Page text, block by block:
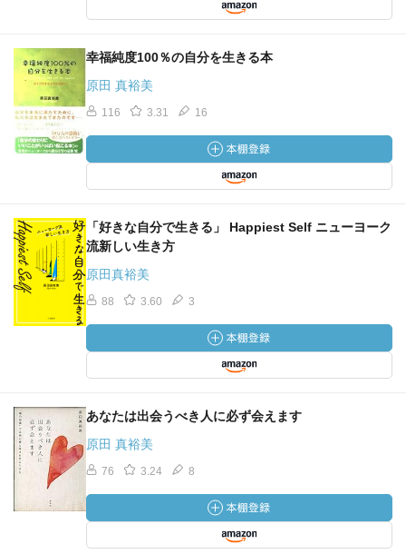
幸福純度100％の自分を生きる本
原田 真裕美
116 3.31 16
「好きな自分で生きる」 Happiest Self ニューヨーク
流新しい生き方
原田真裕美
88 3.60 3
あなたは出会うべき人に必ず会えます
原田 真裕美
76 3.24 8